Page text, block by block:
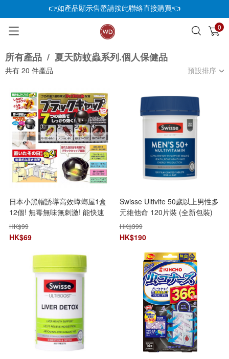
👉如產品顯示售罄請按此聯絡直接購買👈
0
已加入購物車 查看
所有產品 / 夏天防蚊蟲系列.個人保健品
共有 20 件產品 預設排序
日本小黑帽誘導高效蟑螂屋1盒
12個! 無毒無味無刺激! 能快速
殺滅蟑螂卵及懷卵雌蟑螂
HK$99
HK$69
Swisse Ultivite 50歲以上男性多
元維他命 120片裝 (全新包裝)
HK$399
HK$190